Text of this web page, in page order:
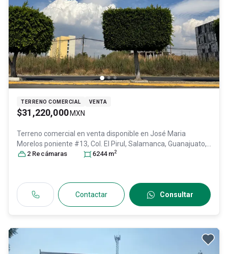
TERRENO COMERCIAL VENTA
$31,220,000 MXN
Terreno comercial en venta disponible en José Maria
Morelos poniente #13, Col. El Pirul, Salamanca, Guanajuato,
México, C.P. 36740 , ID:30728587
2 Recámaras 6244 m2
Contactar Consultar